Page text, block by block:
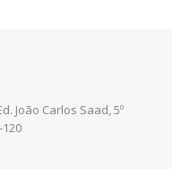
João Carlos Saad, 5º